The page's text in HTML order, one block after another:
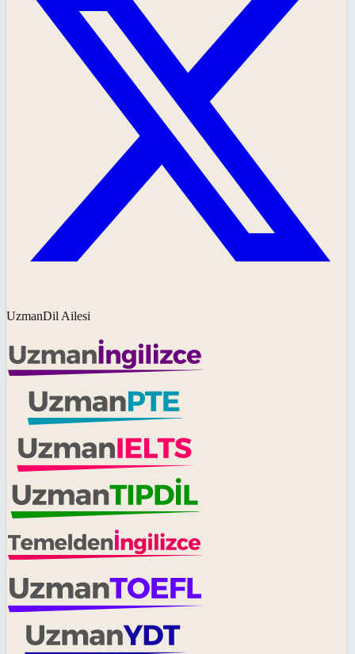
UzmanDil Ailesi